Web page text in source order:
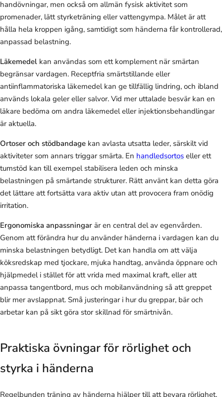
handövningar, men också om allmän fysisk aktivitet som
promenader, lätt styrketräning eller vattengympa. Målet är att
hålla hela kroppen igång, samtidigt som händerna får kontrollerad,
anpassad belastning.
Läkemedel kan användas som ett komplement när smärtan
begränsar vardagen. Receptfria smärtstillande eller
antiinflammatoriska läkemedel kan ge tillfällig lindring, och ibland
används lokala geler eller salvor. Vid mer uttalade besvär kan en
läkare bedöma om andra läkemedel eller injektionsbehandlingar
är aktuella.
Ortoser och stödbandage kan avlasta utsatta leder, särskilt vid
aktiviteter som annars triggar smärta. En handledsortos eller ett
tumstöd kan till exempel stabilisera leden och minska
belastningen på smärtande strukturer. Rätt använt kan detta göra
det lättare att fortsätta vara aktiv utan att provocera fram onödig
irritation.
Ergonomiska anpassningar är en central del av egenvården.
Genom att förändra hur du använder händerna i vardagen kan du
minska belastningen betydligt. Det kan handla om att välja
köksredskap med tjockare, mjuka handtag, använda öppnare och
hjälpmedel i stället för att vrida med maximal kraft, eller att
anpassa tangentbord, mus och mobilanvändning så att greppet
blir mer avslappnat. Små justeringar i hur du greppar, bär och
arbetar kan på sikt göra stor skillnad för smärtnivån.
Praktiska övningar för rörlighet och
styrka i händerna
Regelbunden träning av händerna hjälper till att bevara rörlighet,